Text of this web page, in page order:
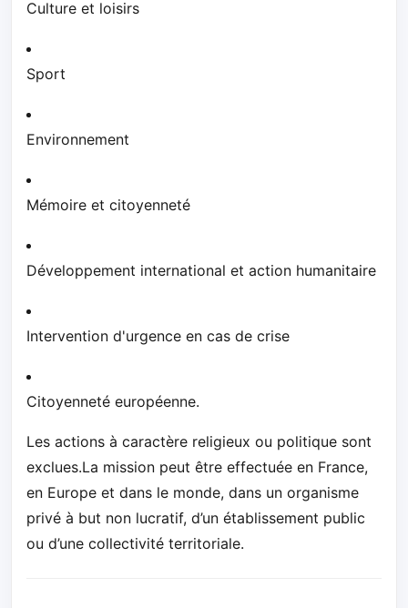
Culture et loisirs
Sport
Environnement
Mémoire et citoyenneté
Développement international et action humanitaire
Intervention d'urgence en cas de crise
Citoyenneté européenne.
Les actions à caractère religieux ou politique sont
exclues.La mission peut être effectuée en France,
en Europe et dans le monde, dans un organisme
privé à but non lucratif, d’un établissement public
ou d’une collectivité territoriale.